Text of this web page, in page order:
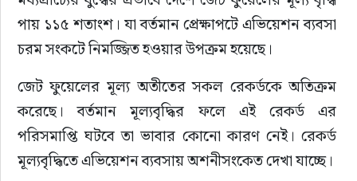
পায় ১১৫ শতাংশ। যা বর্তমান প্রেক্ষাপটে এভিয়েশন ব্যবসা
চরম সংকটে নিমজ্জিত হওয়ার উপক্রম হয়েছে।
জেট ফুয়েলের মূল্য অতীতের সকল রেকর্ডকে অতিক্রম
করেছে। বর্তমান মূল্যবৃদ্ধির ফলে এই রেকর্ড এর
পরিসমাপ্তি ঘটবে তা ভাবার কোনো কারণ নেই। রেকর্ড
মূল্যবৃদ্ধিতে এভিয়েশন ব্যবসায় অশনীসংকেত দেখা যাচ্ছে।